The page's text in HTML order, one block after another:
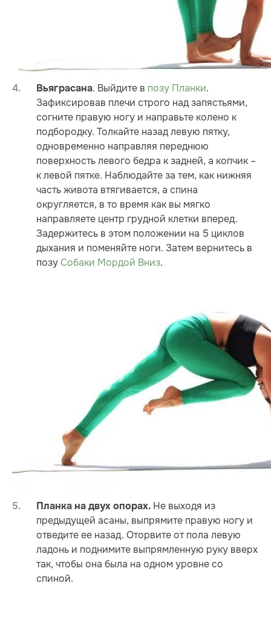
Вьяграсана. Выйдите в позу Планки.
Зафиксировав плечи строго над запястьями,
согните правую ногу и направьте колено к
подбородку. Толкайте назад левую пятку,
одновременно направляя переднюю
поверхность левого бедра к задней, а копчик –
к левой пятке. Наблюдайте за тем, как нижняя
часть живота втягивается, а спина
округляется, в то время как вы мягко
направляете центр грудной клетки вперед.
Задержитесь в этом положении на 5 циклов
дыхания и поменяйте ноги. Затем вернитесь в
позуСобаки Мордой Вниз.
Планка на двух опорах. Не выходя из
предыдущей асаны, выпрямите правую ногу и
отведите ее назад. Оторвите от пола левую
ладонь и поднимите выпрямленную руку вверх
так, чтобы она была на одном уровне со
спиной.